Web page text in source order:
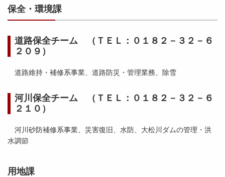
保全・環境課
道路保全チーム （ＴＥＬ：０１８２－３２－６
２０９）
道路維持・補修系事業、道路防災・管理業務、除雪
河川保全チーム （ＴＥＬ：０１８２－３２－６
２１０）
河川砂防補修系事業、災害復旧、水防、大松川ダムの管理・洪
水調節
用地課